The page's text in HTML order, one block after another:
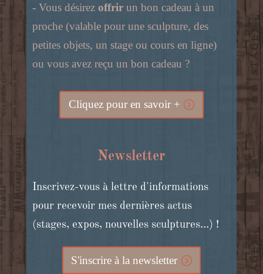
- Vous désirez offrir un bon cadeau à un
proche (valable pour une sculpture, des
petites objets, un stage ou cours en ligne)
ou vous avez reçu un bon cadeau ?
Cliquez pour en savoir +
Newsletter
Inscrivez-vous à lettre d'informations
pour recevoir mes dernières actus
(stages, expos, nouvelles sculptures...) !
S'inscrire à la newsletter